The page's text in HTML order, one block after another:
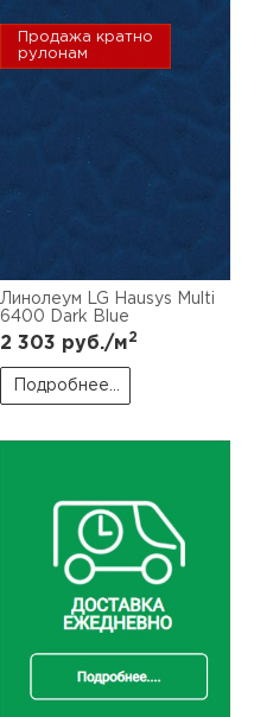
Продажа кратно
рулонам
Линолеум LG Hausys Multi
6400 Dark Blue
2 303 руб./м2
Подробнее...